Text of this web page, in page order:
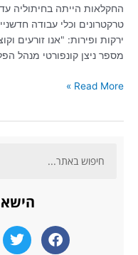
החקלאות הייתה בחיתוליה
טרקטרונים וכלי עבודה
מספר ניצן קונפורטי מנהל
Read More »
F
a
T
w